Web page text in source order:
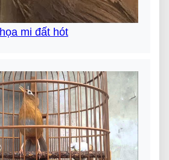
họa mi đất hót